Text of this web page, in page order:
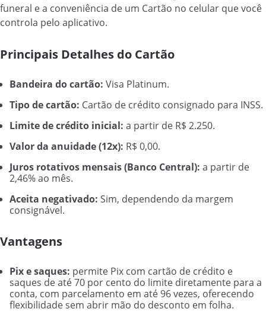
funeral e a conveniência de um Cartão no celular que você
controla pelo aplicativo.
Principais Detalhes do Cartão
Bandeira do cartão: Visa Platinum.
Tipo de cartão: Cartão de crédito consignado para INSS.
Limite de crédito inicial: a partir de R$ 2.250.
Valor da anuidade (12x): R$ 0,00.
Juros rotativos mensais (Banco Central): a partir de
2,46% ao mês.
Aceita negativado: Sim, dependendo da margem
consignável.
Vantagens
Pix e saques: permite Pix com cartão de crédito e
saques de até 70 por cento do limite diretamente para a
conta, com parcelamento em até 96 vezes, oferecendo
flexibilidade sem abrir mão do desconto em folha.